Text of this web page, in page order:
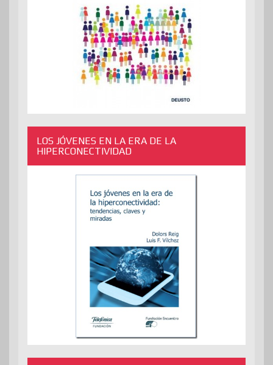
LOS JÓVENES EN LA ERA DE LA
HIPERCONECTIVIDAD